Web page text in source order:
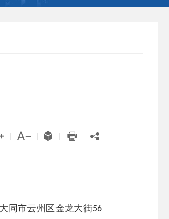
   
同市云州区金龙大街56